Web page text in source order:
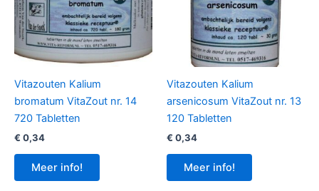
Vitazouten Kalium
bromatum VitaZout nr. 14
720 Tabletten
€ 0,34
Meer info!
Vitazouten Kalium
arsenicosum VitaZout nr. 13
120 Tabletten
€ 0,34
Meer info!